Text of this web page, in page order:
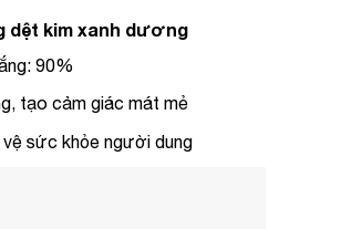
dệt kim xanh dương
90%
tạo cảm giác mát mẻ
vệ sức khỏe người dung